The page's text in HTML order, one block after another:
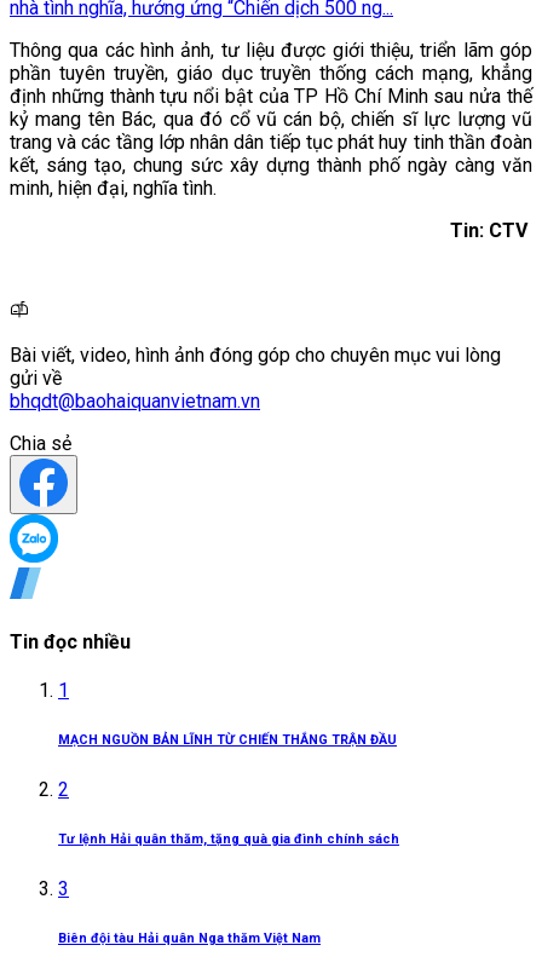
nhà tình nghĩa, hưởng ứng “Chiến dịch 500 ng...
Thông qua các hình ảnh, tư liệu được giới thiệu, triển lãm góp
phần tuyên truyền, giáo dục truyền thống cách mạng, khẳng
định những thành tựu nổi bật của TP Hồ Chí Minh sau nửa thế
kỷ mang tên Bác, qua đó cổ vũ cán bộ, chiến sĩ lực lượng vũ
trang và các tầng lớp nhân dân tiếp tục phát huy tinh thần đoàn
kết, sáng tạo, chung sức xây dựng thành phố ngày càng văn
minh, hiện đại, nghĩa tình.
Tin: CTV
Bài viết, video, hình ảnh đóng góp cho chuyên mục vui lòng
gửi về
bhqdt@baohaiquanvietnam.vn
Chia sẻ
Tin đọc nhiều
1
MẠCH NGUỒN BẢN LĨNH TỪ CHIẾN THẮNG TRẬN ĐẦU
2
Tư lệnh Hải quân thăm, tặng quà gia đình chính sách
3
Biên đội tàu Hải quân Nga thăm Việt Nam